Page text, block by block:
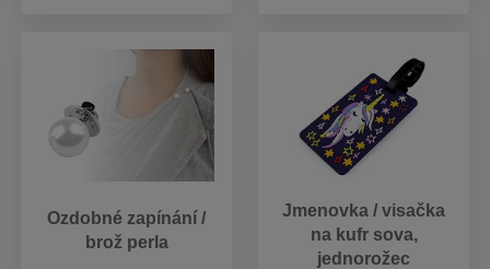
Ozdobné zapínání /
brož perla
Jmenovka / visačka
na kufr sova,
jednorožec